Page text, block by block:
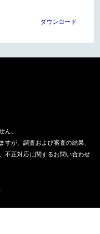
ダウンロード
ん。
が、調査および審査の結果、
不正対応に関するお問い合わせ